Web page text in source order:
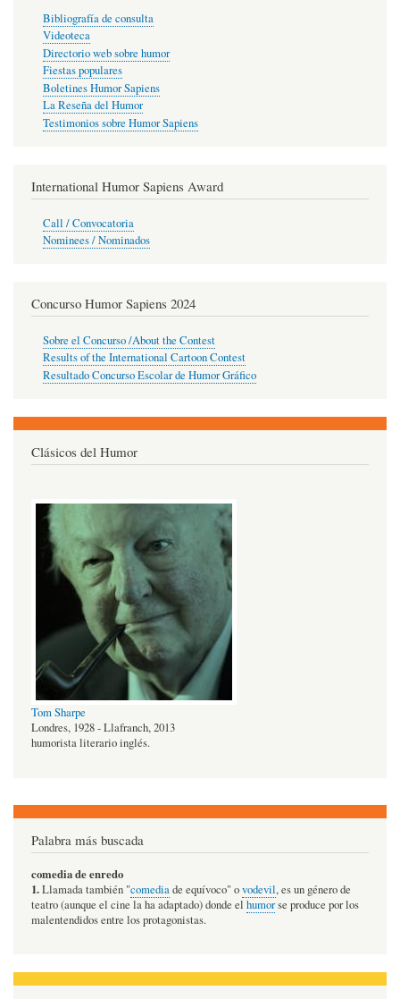
Bibliografía de consulta
Videoteca
Directorio web sobre humor
Fiestas populares
Boletines Humor Sapiens
La Reseña del Humor
Testimonios sobre Humor Sapiens
International Humor Sapiens Award
Call / Convocatoria
Nominees / Nominados
Concurso Humor Sapiens 2024
Sobre el Concurso /About the Contest
Results of the International Cartoon Contest
Resultado Concurso Escolar de Humor Gráfico
Clásicos del Humor
Tom Sharpe
Londres, 1928 - Llafranch, 2013
humorista literario inglés.
Palabra más buscada
comedia de enredo
1.Llamada también "comediade equívoco" ovodevil, es un género de
teatro (aunque el cine la ha adaptado) donde el humorse produce por los
malentendidos entre los protagonistas.